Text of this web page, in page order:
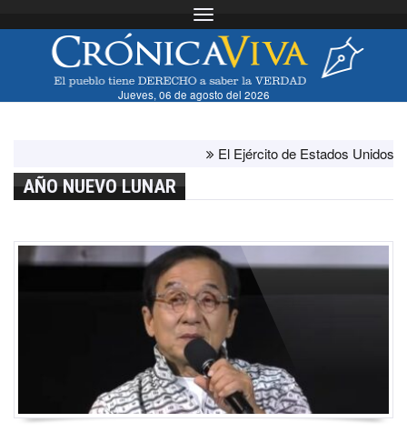
Toggle navigation
Jueves, 06 de agosto del 2026
El Ejército de Estados Unidos ha
AÑO NUEVO LUNAR